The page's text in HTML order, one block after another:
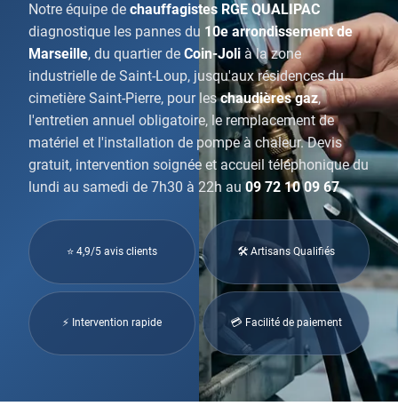
Notre équipe de chauffagistes RGE QUALIPAC
diagnostique les pannes du 10e arrondissement de
Marseille, du quartier de Coin-Joli à la zone
industrielle de Saint-Loup, jusqu'aux résidences du
cimetière Saint-Pierre, pour leschaudières gaz,
l'entretien annuel obligatoire, le remplacement de
matériel et l'installation de pompe à chaleur. Devis
gratuit, intervention soignée et accueil téléphonique du
lundi au samedi de 7h30 à 22h au 09 72 10 09 67.
⭐ 4,9/5 avis clients 🛠 Artisans Qualifiés
⚡ Intervention rapide 💳 Facilité de paiement